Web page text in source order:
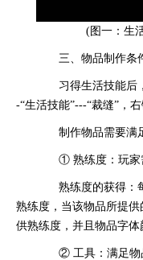
(图一：生
三、物品制作条
习得生活技能后，
-“生活技能”---“裁缝”，
制作物品需要满足
① 熟练度：玩家需
熟练度的获得：每
熟练度，当该物品所提
供熟练度，并且物品字体
② 工具：满足物品